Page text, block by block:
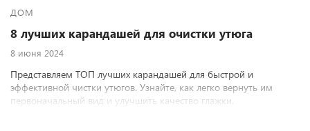
ДОМ
8 лучших карандашей для очистки утюга
8 июня 2024
Представляем ТОП лучших карандашей для быстрой и
эффективной чистки утюгов. Узнайте, как легко вернуть им
первоначальный вид и улучшить качество глажки.